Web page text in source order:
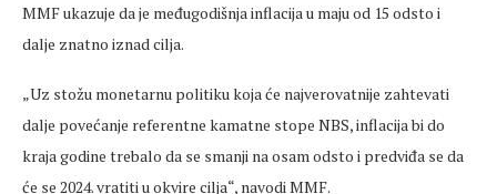
MMF ukazuje da je međugodišnja inflacija u maju od 15 odsto i
dalje znatno iznad cilja.
„Uz stožu monetarnu politiku koja će najverovatnije zahtevati
dalje povećanje referentne kamatne stope NBS, inflacija bi do
kraja godine trebalo da se smanji na osam odsto i predviđa se da
će se 2024. vratiti u okvire cilja“, navodi MMF.